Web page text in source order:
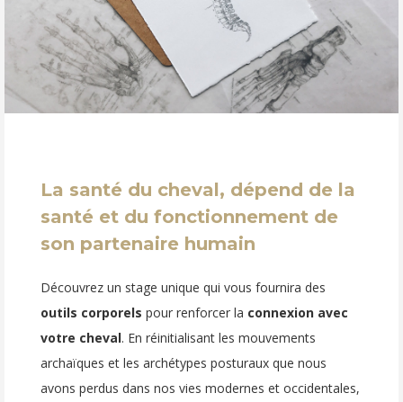
La santé du cheval, dépend de la
santé et du fonctionnement de
son partenaire humain
Découvrez un stage unique qui vous fournira des
outils corporels pour renforcer la connexion avec
votre cheval. En réinitialisant les mouvements
archaïques et les archétypes posturaux que nous
avons perdus dans nos vies modernes et occidentales,